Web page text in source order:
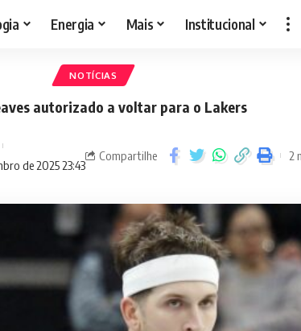
Energia Mais Institucional
NOTÍCIAS
autorizado a voltar para o Lakers
de 2025 23:43
Compartilhe 2